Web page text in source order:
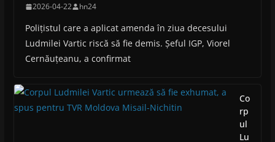
2026-04-22 hn24
Polițistul care a aplicat amenda în ziua decesului
Ludmilei Vartic riscă să fie demis. Șeful IGP, Viorel
Cernăuțeanu, a confirmat
Co
rp
ul
Lu